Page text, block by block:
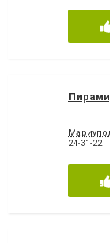
24-31-22